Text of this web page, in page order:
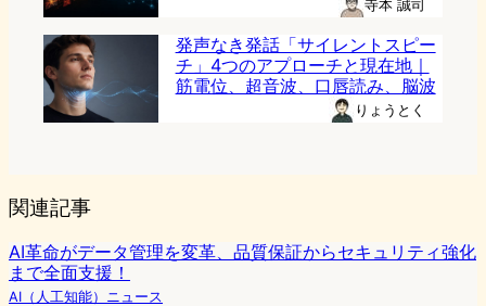
寺本 誠司
発声なき発話「サイレントスピー
チ」4つのアプローチと現在地｜
筋電位、超音波、口唇読み、脳波
りょうとく
関連記事
AI革命がデータ管理を変革、品質保証からセキュリティ強化
まで全面支援！
AI（人工知能）ニュース